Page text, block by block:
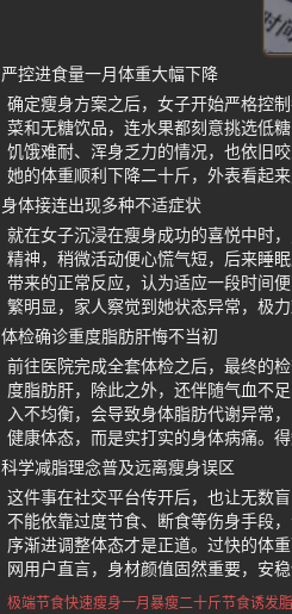
严控进食量一月体重大幅下降
确定瘦身方案之后，女子开始严格控
菜和无糖饮品，连水果都刻意挑选低
饥饿难耐、浑身乏力的情况，也依旧
她的体重顺利下降二十斤，外表看起
身体接连出现多种不适症状
就在女子沉浸在瘦身成功的喜悦中时
精神，稍微活动便心慌气短，后来睡
带来的正常反应，认为适应一段时间
繁明显，家人察觉到她状态异常，极
体检确诊重度脂肪肝悔不当初
前往医院完成全套体检之后，最终的
度脂肪肝，除此之外，还伴随气血不
入不均衡，会导致身体脂肪代谢异常
健康体态，而是实打实的身体病痛。
科学减脂理念普及远离瘦身误区
这件事在社交平台传开后，也让无数
不能依靠过度节食、断食等伤身手段
序渐进调整体态才是正道。过快的体
网用户直言，身材颜值固然重要，安
极端节食快速瘦身一月暴瘦二十斤节食诱发